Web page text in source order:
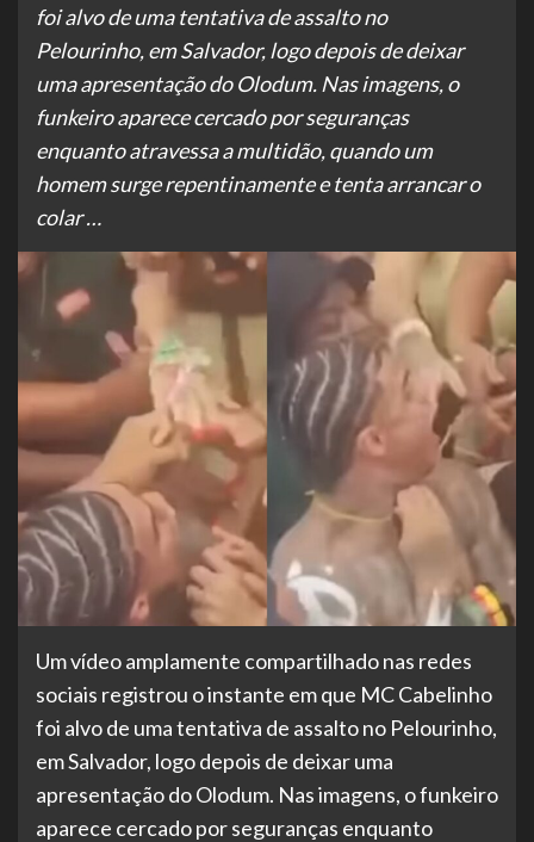
foi alvo de uma tentativa de assalto no
Pelourinho, em Salvador, logo depois de deixar
uma apresentação do Olodum. Nas imagens, o
funkeiro aparece cercado por seguranças
enquanto atravessa a multidão, quando um
homem surge repentinamente e tenta arrancar o
colar …
Um vídeo amplamente compartilhado nas redes
sociais registrou o instante em que MC Cabelinho
foi alvo de uma tentativa de assalto no Pelourinho,
em Salvador, logo depois de deixar uma
apresentação do Olodum. Nas imagens, o funkeiro
aparece cercado por seguranças enquanto